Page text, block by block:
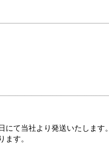
て当社より発送いたします。
ます。